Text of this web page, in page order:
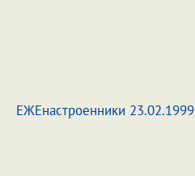
ЕЖЕнастроенники 23.02.1999